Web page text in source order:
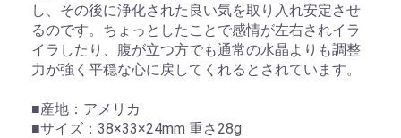
し、その後に浄化された良い気を取り入れ安定させ
るのです。ちょっとしたことで感情が左右されイラ
イラしたり、腹が立つ方でも通常の水晶よりも調整
力が強く平穏な心に戻してくれるとされています。
■産地：アメリカ
■サイズ：38×33×24mm 重さ28g